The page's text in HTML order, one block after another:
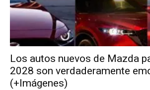
Los autos nuevos de Mazda
2028 son verdaderamente
(+Imágenes)